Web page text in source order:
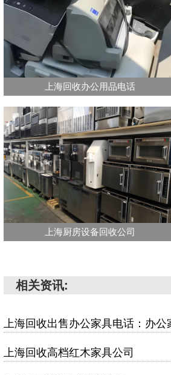
上海回收办公用品电话
上海厨房设备回收公司
相关资讯:
上海回收出售办公家具电话：办
上海回收高档红木家具公司